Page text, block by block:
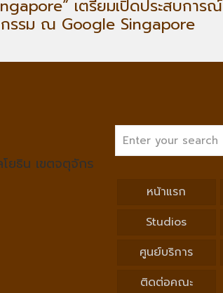
เตรียมเปิดประสบการณ์
รรม ณ Google Singapore
ยธิน เขตจตุจักร
หน้าแรก
Studios
ศูนย์บริการ
ติดต่อคณะ